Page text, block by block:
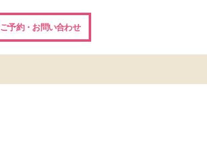
ご予約・お問い合わせ